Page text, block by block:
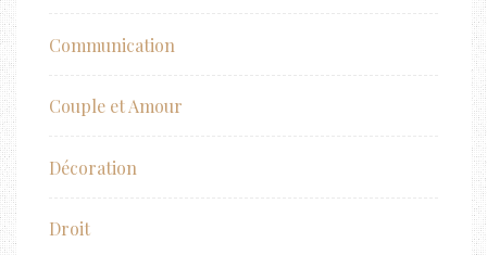
Communication
Couple et Amour
Décoration
Droit